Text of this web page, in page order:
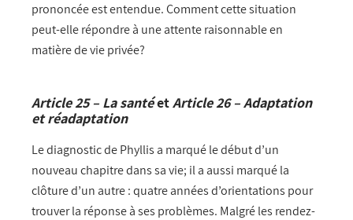
prononcée est entendue. Comment cette situation
peut-elle répondre à une attente raisonnable en
matière de vie privée?
Article 25 – La santéetArticle 26 – Adaptation
et réadaptation
Le diagnostic de Phyllis a marqué le début d’un
nouveau chapitre dans sa vie; il a aussi marqué la
clôture d’un autre : quatre années d’orientations pour
trouver la réponse à ses problèmes. Malgré les rendez-